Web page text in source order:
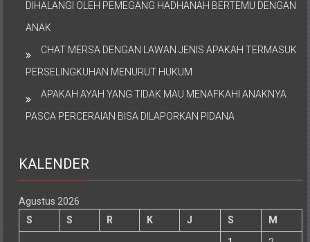
DIHALANGI OLEH PEMEGANG HADHANAH BERTEMU DENGAN
ANAK
CHAT MERSA DENGAN LAWAN JENIS APAKAH TERMASUK
PERSELINGKUHAN MENURUT HUKUM
APAKAH AYAH YANG TIDAK MAU MENAFKAHI ANAKNYA
PASCA PERCERAIAN BISA DILAPORKAN PIDANA
KALENDER
Agustus 2026
S
S R K J S
M